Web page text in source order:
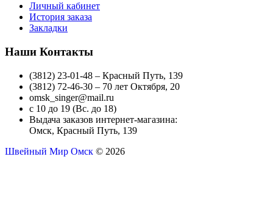
Личный кабинет
История заказа
Закладки
Наши Контакты
(3812) 23-01-48 – Красный Путь, 139
(3812) 72-46-30 – 70 лет Октября, 20
omsk_singer@mail.ru
с 10 до 19 (Вс. до 18)
Выдача заказов интернет-магазина:
Омск, Красный Путь, 139
Швейный Мир Омск © 2026